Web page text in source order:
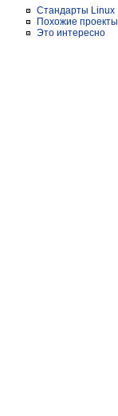
Стандарты Linux
Похожие проекты
Это интересно